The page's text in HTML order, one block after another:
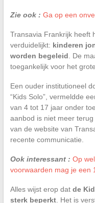
Zie ook : Ga op een
Transavia Frankrijk heeft
verduidelijkt: kinderen
worden begeleid . De
toegankelijk voor het
Een ouder institutioneel
“Kids Solo”, vermeldde
van 4 tot 17 jaar onder
aanbod is niet meer
van de website van
recente communicatie.
Ook interessant : Op
voorwaarden mag je een
Alles wijst erop dat de
sterk beperkt. Het is